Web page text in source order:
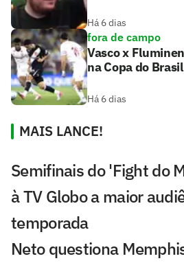
Há 6 dias
fora de campo
Vasco x
na Copa do Brasil
Há 6 dias
MAIS LANCE!
Semifinais do 'Fight do
à TV Globo a maior
temporada
Neto questiona